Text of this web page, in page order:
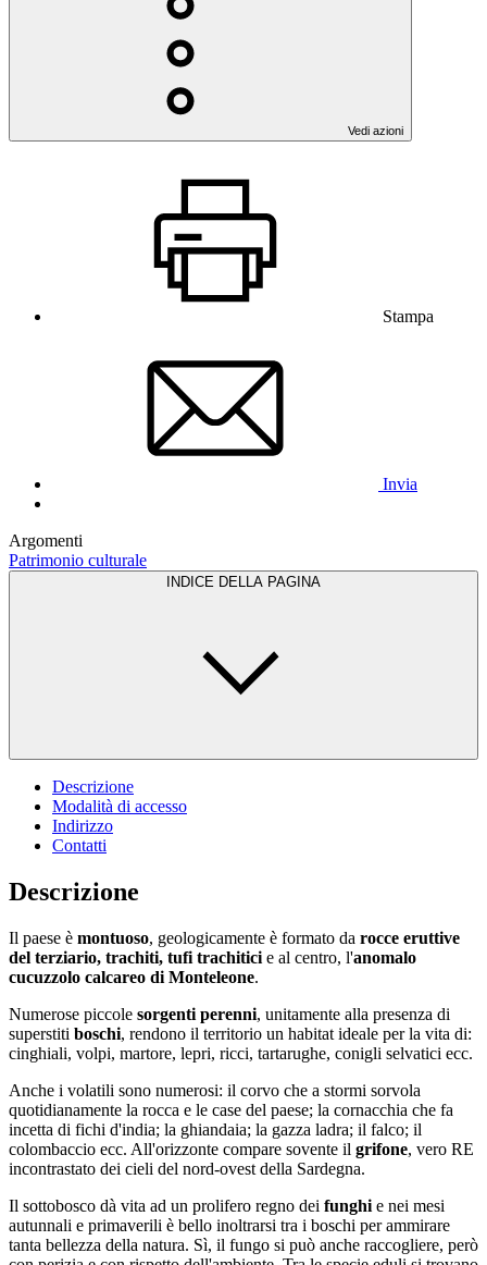
Vedi azioni
Stampa
Invia
Argomenti
Patrimonio culturale
INDICE DELLA PAGINA
Descrizione
Modalità di accesso
Indirizzo
Contatti
Descrizione
Il paese è montuoso, geologicamente è formato da rocce eruttive
del terziario, trachiti, tufi trachitici e al centro, l'anomalo
cucuzzolo calcareo di Monteleone.
Numerose piccole sorgenti perenni, unitamente alla presenza di
superstiti boschi, rendono il territorio un habitat ideale per la vita di:
cinghiali, volpi, martore, lepri, ricci, tartarughe, conigli selvatici ecc.
Anche i volatili sono numerosi: il corvo che a stormi sorvola
quotidianamente la rocca e le case del paese; la cornacchia che fa
incetta di fichi d'india; la ghiandaia; la gazza ladra; il falco; il
colombaccio ecc. All'orizzonte compare sovente il grifone, vero RE
incontrastato dei cieli del nord-ovest della Sardegna.
Il sottobosco dà vita ad un prolifero regno dei funghi e nei mesi
autunnali e primaverili è bello inoltrarsi tra i boschi per ammirare
tanta bellezza della natura. Sì, il fungo si può anche raccogliere, però